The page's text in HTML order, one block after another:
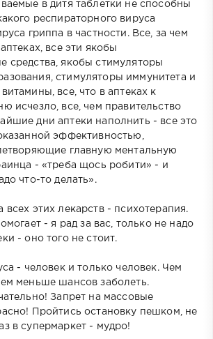
в дитя таблетки не способны
респираторного вируса
гриппа в частности. Все, за чем
все эти якобы
средства, якобы стимуляторы
стимуляторы иммунитета и
все, что в аптеках к
исчезло, все, чем правительство
дни аптеки наполнить - все это
эффективностью,
главную ментальную
- «треба щось робити» - и
что-то делать».
всех этих лекарств - психотерапия.
- я рад за вас, только не надо
- оно того не стоит.
- человек и только человек. Чем
меньше шансов заболеть.
Запрет на массовые
Пройтись остановку пешком, не
в супермаркет - мудро!